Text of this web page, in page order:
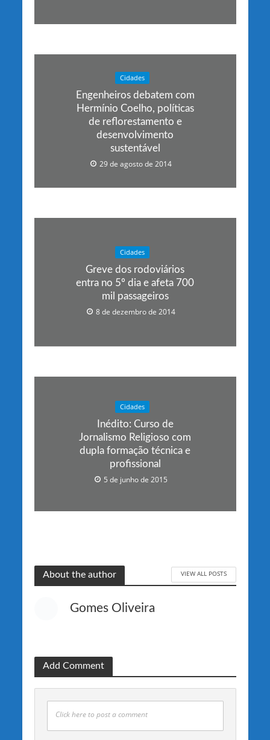
Cidades
Engenheiros debatem com
Hermínio Coelho, políticas
de reflorestamento e
desenvolvimento
sustentável
29 de agosto de 2014
Cidades
Greve dos rodoviários
entra no 5º dia e afeta 700
mil passageiros
8 de dezembro de 2014
Cidades
Inédito: Curso de
Jornalismo Religioso com
dupla formação técnica e
profissional
5 de junho de 2015
About the author VIEW ALL POSTS
Gomes Oliveira
Add Comment
Click here to post a comment